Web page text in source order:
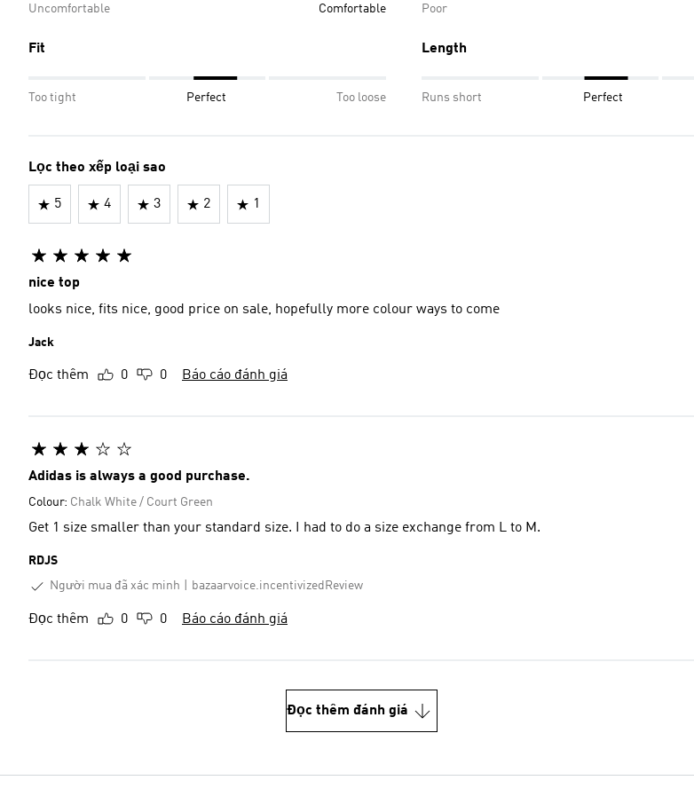
Uncomfortable Comfortable Poor
Fit
Too tight Perfect Too loose
Length
Runs short Perfect
Lọc theo xếp loại sao
5 4 3 2 1
nice top
looks nice, fits nice, good price on sale, hopefully more colour ways to come
Jack
Đọc thêm 0 0 Báo cáo đánh giá
Adidas is always a good purchase.
Colour: Chalk White / Court Green
Get 1 size smaller than your standard size. I had to do a size exchange from L to M.
RDJS
Người mua đã xác minh
bazaarvoice.incentivizedReview
Đọc thêm 0 0 Báo cáo đánh giá
Đọc thêm đánh giá